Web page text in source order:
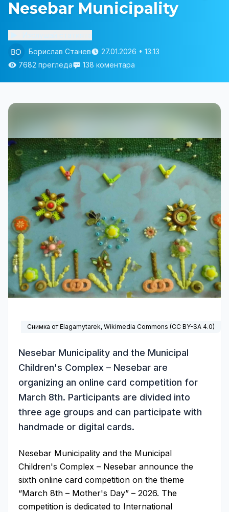
Nesebar Municipality
Борислав Станев
27.01.2026 • 13:13
7682 прегледа
138 коментара
Снимка от Elagamytarek, Wikimedia Commons (CC BY-SA 4.0)
Nesebar Municipality and the Municipal
Children's Complex – Nesebar are
organizing an online card competition for
March 8th. Participants are divided into
three age groups and can participate with
handmade or digital cards.
Nesebar Municipality and the Municipal
Children's Complex – Nesebar announce the
sixth online card competition on the theme
“March 8th – Mother's Day” – 2026. The
competition is dedicated to International